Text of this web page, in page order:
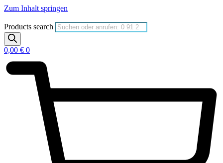
Zum Inhalt springen
Products search
0,00 € 0